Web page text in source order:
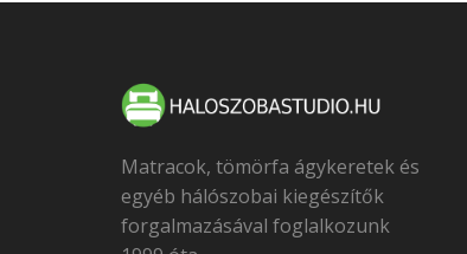
Matracok, tömörfa ágykeretek és
egyéb hálószobai kiegészítők
forgalmazásával foglalkozunk